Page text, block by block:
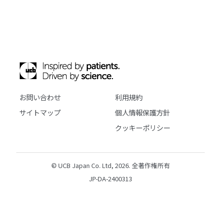
お問い合わせ
サイトマップ
利用規約
個人情報保護方針
クッキーポリシー
© UCB Japan Co. Ltd, 2026. 全著作権所有
JP-DA-2400313